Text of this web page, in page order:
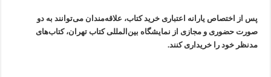
پس از اختصاص یارانه اعتباری خرید کتاب، علاقه‌مندان می‌توانند به دو
صورت حضوری و مجازی از نمایشگاه بین‌المللی کتاب تهران، کتاب‌های
مدنظر خود را خریداری کنند.